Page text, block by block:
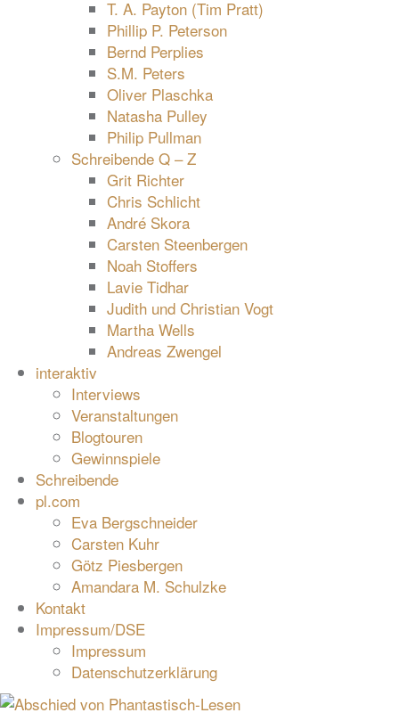
T. A. Payton (Tim Pratt)
Phillip P. Peterson
Bernd Perplies
S.M. Peters
Oliver Plaschka
Natasha Pulley
Philip Pullman
Schreibende Q – Z
Grit Richter
Chris Schlicht
André Skora
Carsten Steenbergen
Noah Stoffers
Lavie Tidhar
Judith und Christian Vogt
Martha Wells
Andreas Zwengel
interaktiv
Interviews
Veranstaltungen
Blogtouren
Gewinnspiele
Schreibende
pl.com
Eva Bergschneider
Carsten Kuhr
Götz Piesbergen
Amandara M. Schulzke
Kontakt
Impressum/DSE
Impressum
Datenschutzerklärung